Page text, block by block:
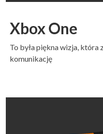
Xbox One
To była piękna wizja, która
komunikację